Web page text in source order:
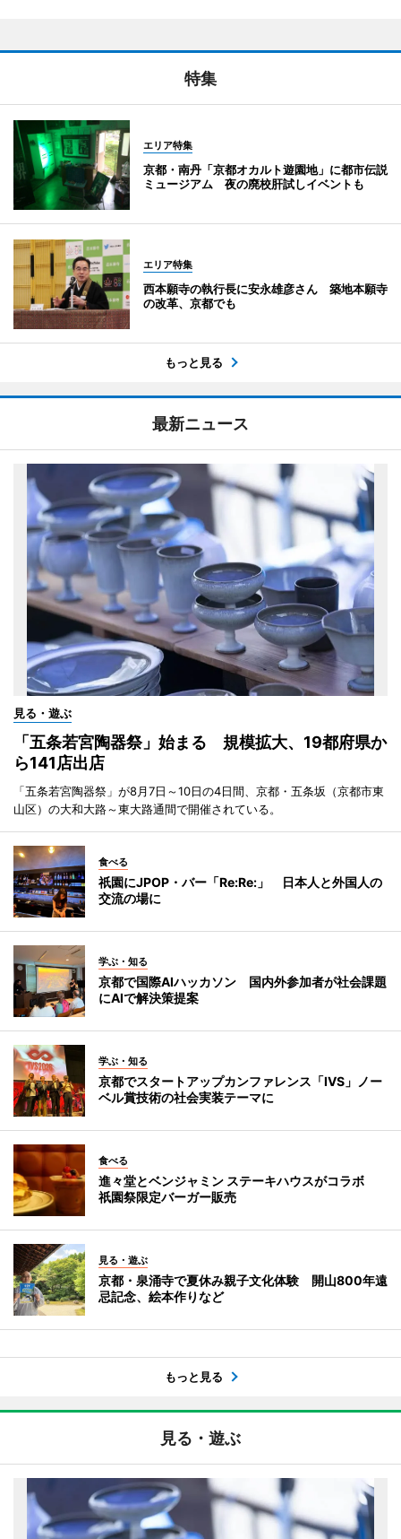
特集
エリア特集
京都・南丹「京都オカルト遊園地」に都市伝説
ミュージアム 夜の廃校肝試しイベントも
エリア特集
西本願寺の執行長に安永雄彦さん 築地本願寺
の改革、京都でも
もっと見る
最新ニュース
見る・遊ぶ
「五条若宮陶器祭」始まる 規模拡大、19都府県か
ら141店出店
「五条若宮陶器祭」が8月7日～10日の4日間、京都・五条坂（京都市東
山区）の大和大路～東大路通間で開催されている。
食べる
祇園にJPOP・バー「Re:Re:」 日本人と外国人の
交流の場に
学ぶ・知る
京都で国際AIハッカソン 国内外参加者が社会課題
にAIで解決策提案
学ぶ・知る
京都でスタートアップカンファレンス「IVS」ノー
ベル賞技術の社会実装テーマに
食べる
進々堂とベンジャミン ステーキハウスがコラボ
祇園祭限定バーガー販売
見る・遊ぶ
京都・泉涌寺で夏休み親子文化体験 開山800年遠
忌記念、絵本作りなど
もっと見る
見る・遊ぶ